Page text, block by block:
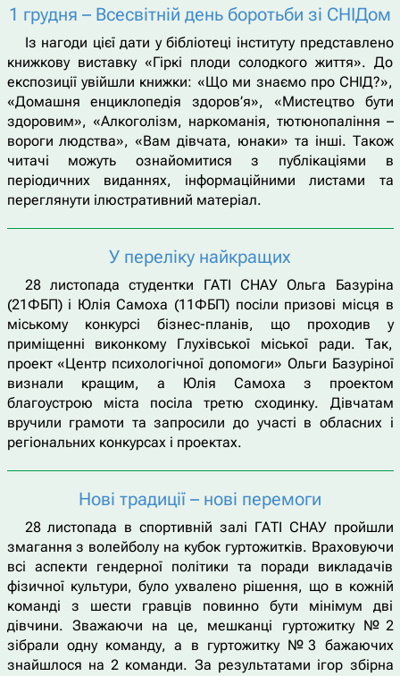
1 грудня – Всесвітній день боротьби зі СНІДом
Із нагоди цієї дати у бібліотеці інституту представлено
книжкову виставку «Гіркі плоди солодкого життя». До
експозиції увійшли книжки: «Що ми знаємо про СНІД?»,
«Домашня енциклопедія здоров’я», «Мистецтво бути
здоровим», «Алкоголізм, наркоманія, тютюнопаління –
вороги людства», «Вам дівчата, юнаки» та інші. Також
читачі можуть ознайомитися з публікаціями в
періодичних виданнях, інформаційними листами та
переглянути ілюстративний матеріал.
У переліку найкращих
28 листопада студентки ГАТІ СНАУ Ольга Базуріна
(21ФБП) і Юлія Самоха (11ФБП) посіли призові місця в
міському конкурсі бізнес-планів, що проходив у
приміщенні виконкому Глухівської міської ради. Так,
проект «Центр психологічної допомоги» Ольги Базуріної
визнали кращим, а Юлія Самоха з проектом
благоустрою міста посіла третю сходинку. Дівчатам
вручили грамоти та запросили до участі в обласних і
регіональних конкурсах і проектах.
Нові традиції – нові перемоги
28 листопада в спортивній залі ГАТІ СНАУ пройшли
змагання з волейболу на кубок гуртожитків. Враховуючи
всі аспекти гендерної політики та поради викладачів
фізичної культури, було ухвалено рішення, що в кожній
команді з шести гравців повинно бути мінімум дві
дівчини. Зважаючи на це, мешканці гуртожитку №2
зібрали одну команду, а в гуртожитку №3 бажаючих
знайшлося на 2 команди. За результатами ігор збірна